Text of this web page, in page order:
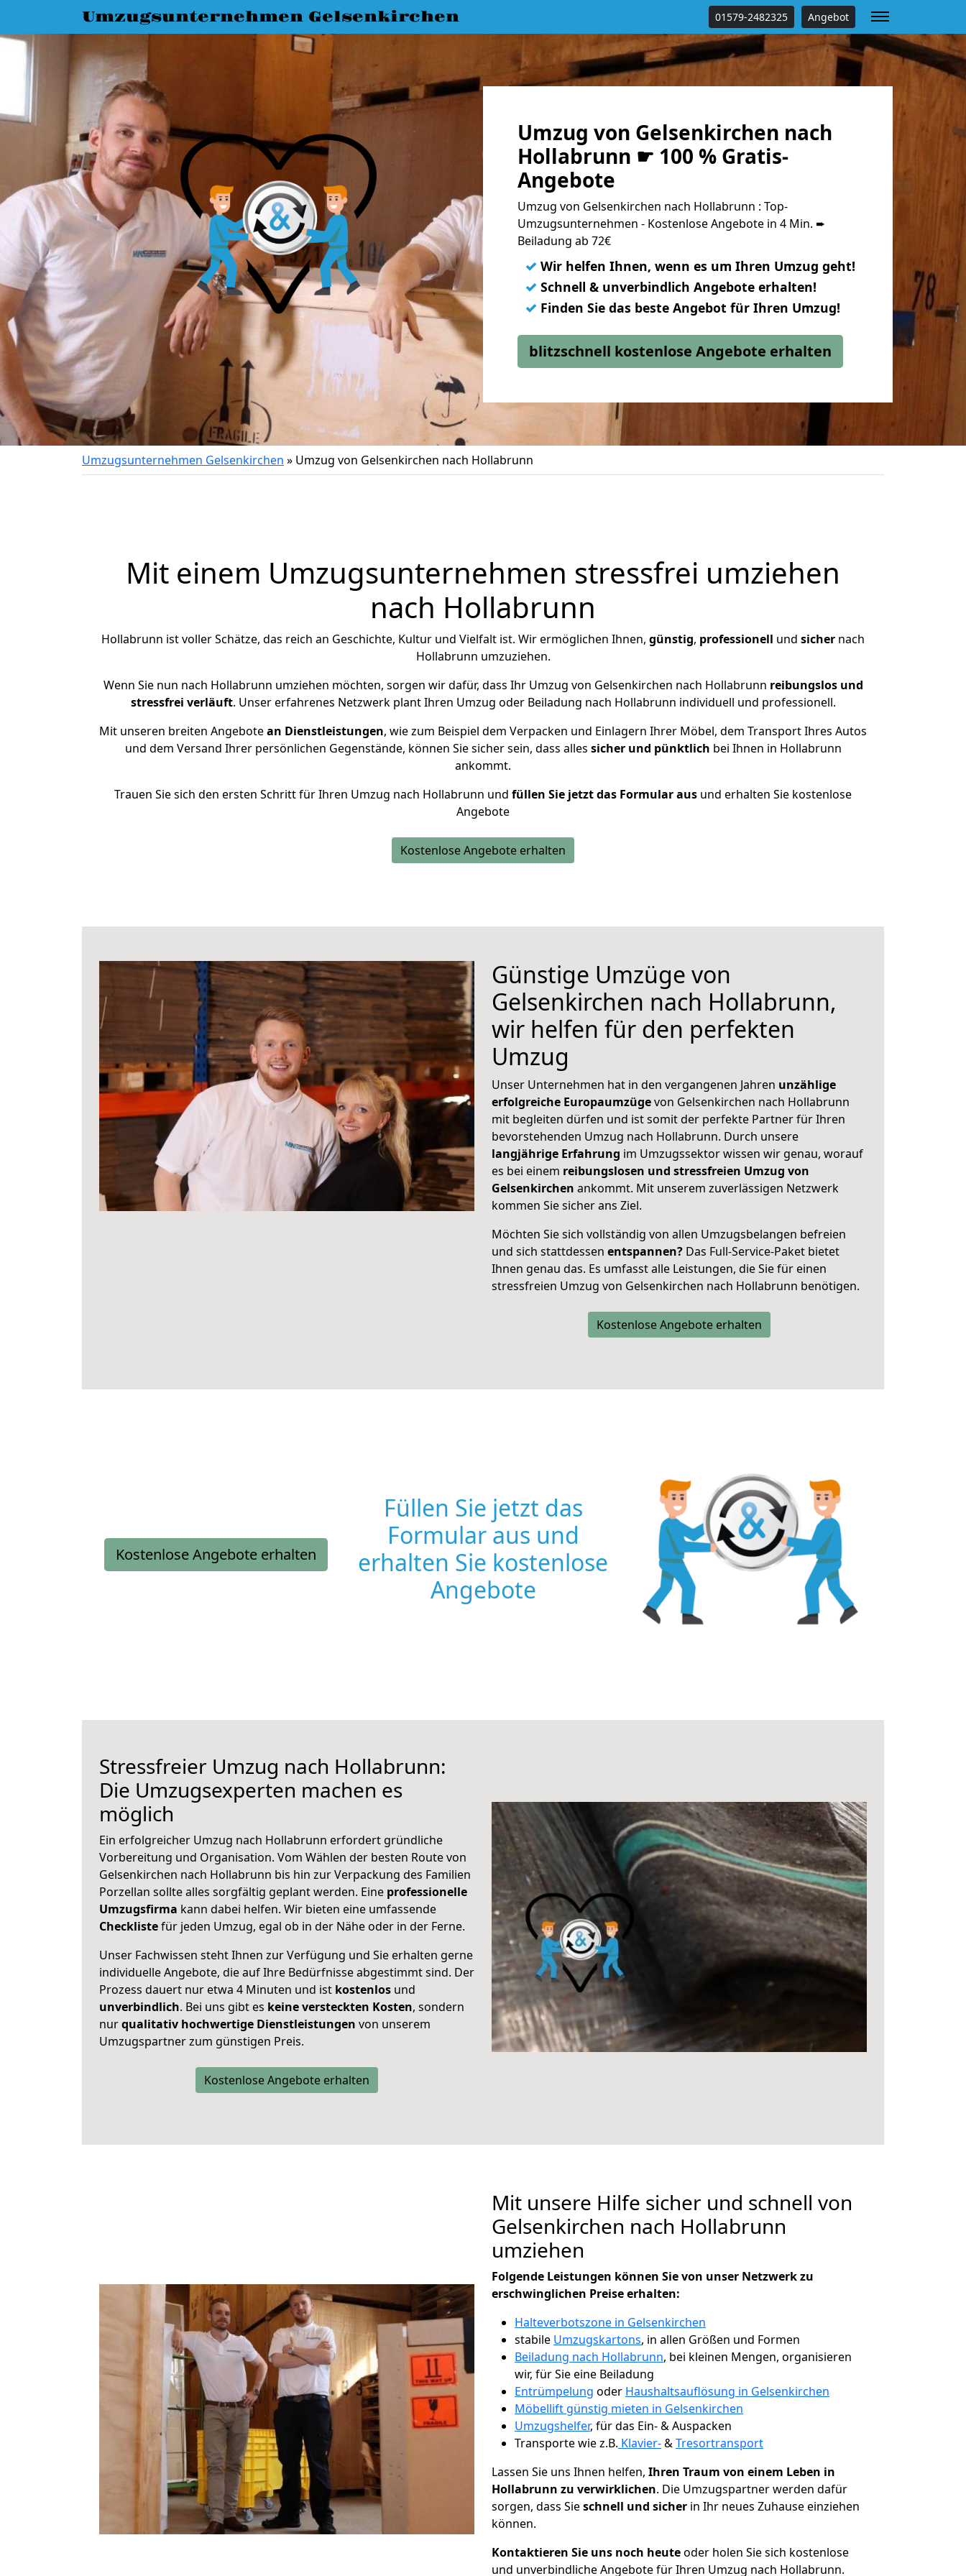
Umzugsunternehmen Gelsenkirchen 01579-2482325 Angebot
Umzug von Gelsenkirchen nach
Hollabrunn ☛ 100 % Gratis-
Angebote
Umzug von Gelsenkirchen nach Hollabrunn : Top-
Umzugsunternehmen - Kostenlose Angebote in 4 Min. ➨
Beiladung ab 72€
✓ Wir helfen Ihnen, wenn es um Ihren Umzug geht!
✓ Schnell & unverbindlich Angebote erhalten!
✓ Finden Sie das beste Angebot für Ihren Umzug!
blitzschnell kostenlose Angebote erhalten
Umzugsunternehmen Gelsenkirchen » Umzug von Gelsenkirchen nach Hollabrunn
Mit einem Umzugsunternehmen stressfrei umziehen
nach Hollabrunn
Hollabrunn ist voller Schätze, das reich an Geschichte, Kultur und Vielfalt ist. Wir ermöglichen Ihnen, günstig, professionell und sicher nach
Hollabrunn umzuziehen.
Wenn Sie nun nach Hollabrunn umziehen möchten, sorgen wir dafür, dass Ihr Umzug von Gelsenkirchen nach Hollabrunn reibungslos und
stressfrei verläuft. Unser erfahrenes Netzwerk plant Ihren Umzug oder Beiladung nach Hollabrunn individuell und professionell.
Mit unseren breiten Angebotean Dienstleistungen, wie zum Beispiel dem Verpacken und Einlagern Ihrer Möbel, dem Transport Ihres Autos
und dem Versand Ihrer persönlichen Gegenstände, können Sie sicher sein, dass alles sicher und pünktlich bei Ihnen in Hollabrunn
ankommt.
Trauen Sie sich den ersten Schritt für Ihren Umzug nach Hollabrunn und füllen Sie jetzt das Formular aus und erhalten Sie kostenlose
Angebote
Kostenlose Angebote erhalten
Günstige Umzüge von
Gelsenkirchen nach Hollabrunn,
wir helfen für den perfekten
Umzug
Unser Unternehmen hat in den vergangenen Jahren unzählige
erfolgreiche Europaumzügevon Gelsenkirchen nach Hollabrunn
mit begleiten dürfen und ist somit der perfekte Partner für Ihren
bevorstehenden Umzug nach Hollabrunn. Durch unsere
langjährige Erfahrung im Umzugssektor wissen wir genau, worauf
es bei einem reibungslosen und stressfreien Umzug von
Gelsenkirchen ankommt. Mit unserem zuverlässigen Netzwerk
kommen Sie sicher ans Ziel.
Möchten Sie sich vollständig von allen Umzugsbelangen befreien
und sich stattdessen entspannen? Das Full-Service-Paket bietet
Ihnen genau das. Es umfasst alle Leistungen, die Sie für einen
stressfreien Umzug von Gelsenkirchen nach Hollabrunn benötigen.
Kostenlose Angebote erhalten
Kostenlose Angebote erhalten
Füllen Sie jetzt das
Formular aus und
erhalten Sie kostenlose
Angebote
Stressfreier Umzug nach Hollabrunn:
Die Umzugsexperten machen es
möglich
Ein erfolgreicher Umzug nach Hollabrunn erfordert gründliche
Vorbereitung und Organisation. Vom Wählen der besten Route von
Gelsenkirchen nach Hollabrunn bis hin zur Verpackung des Familien
Porzellan sollte alles sorgfältig geplant werden. Eine professionelle
Umzugsfirma kann dabei helfen. Wir bieten eine umfassende
Checklistefür jeden Umzug, egal ob in der Nähe oder in der Ferne.
Unser Fachwissen steht Ihnen zur Verfügung und Sie erhalten gerne
individuelle Angebote, die auf Ihre Bedürfnisse abgestimmt sind. Der
Prozess dauert nur etwa 4 Minuten und ist kostenlos und
unverbindlich. Bei uns gibt es keine versteckten Kosten, sondern
nurqualitativ hochwertige Dienstleistungen von unserem
Umzugspartner zum günstigen Preis.
Kostenlose Angebote erhalten
Mit unsere Hilfe sicher und schnell von
Gelsenkirchen nach Hollabrunn
umziehen
Folgende Leistungen können Sie von unser Netzwerk zu
erschwinglichen Preise erhalten:
Halteverbotszone in Gelsenkirchen
stabile Umzugskartons, in allen Größen und Formen
Beiladung nach Hollabrunn, bei kleinen Mengen, organisieren
wir, für Sie eine Beiladung
Entrümpelung oder Haushaltsauflösung in Gelsenkirchen
Möbellift günstig mieten in Gelsenkirchen
Umzugshelfer, für das Ein- & Auspacken
Transporte wie z.B. Klavier-&Tresortransport
Lassen Sie uns Ihnen helfen, Ihren Traum von einem Leben in
Hollabrunn zu verwirklichen. Die Umzugspartner werden dafür
sorgen, dass Sieschnell und sicher in Ihr neues Zuhause einziehen
können.
Kontaktieren Sie uns noch heuteoder holen Sie sich kostenlose
und unverbindliche Angebote für Ihren Umzug nach Hollabrunn.